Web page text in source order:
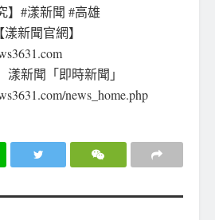
】#漾新聞 #高雄
新聞官網】
漾新聞「即時新聞」
news_home.php